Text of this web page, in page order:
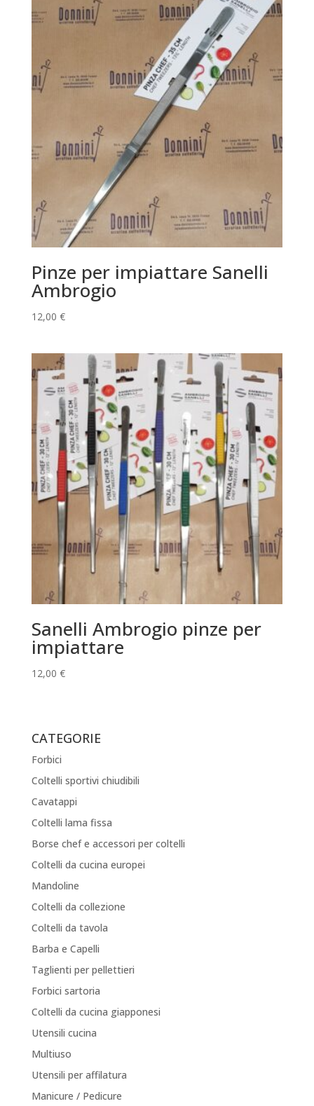
Pinze per impiattare Sanelli
Ambrogio
12,00 €
Sanelli Ambrogio pinze per
impiattare
12,00 €
CATEGORIE
Forbici
Coltelli sportivi chiudibili
Cavatappi
Coltelli lama fissa
Borse chef e accessori per coltelli
Coltelli da cucina europei
Mandoline
Coltelli da collezione
Coltelli da tavola
Barba e Capelli
Taglienti per pellettieri
Forbici sartoria
Coltelli da cucina giapponesi
Utensili cucina
Multiuso
Utensili per affilatura
Manicure / Pedicure